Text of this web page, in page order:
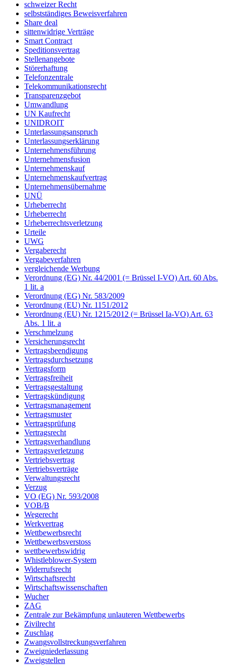
schweizer Recht
selbstständiges Beweisverfahren
Share deal
sittenwidrige Verträge
Smart Contract
Speditionsvertrag
Stellenangebote
Störerhaftung
Telefonzentrale
Telekommunikationsrecht
Transparenzgebot
Umwandlung
UN Kaufrecht
UNIDROIT
Unterlassungsanspruch
Unterlassungserklärung
Unternehmensführung
Unternehmensfusion
Unternehmenskauf
Unternehmenskaufvertrag
Unternehmensübernahme
UNÜ
Urheberrecht
Urheberrecht
Urheberrechtsverletzung
Urteile
UWG
Vergaberecht
Vergabeverfahren
vergleichende Werbung
Verordnung (EG) Nr. 44/2001 (= Brüssel I-VO) Art. 60 Abs.
1 lit. a
Verordnung (EG) Nr. 583/2009
Verordnung (EU) Nr. 1151/2012
Verordnung (EU) Nr. 1215/2012 (= Brüssel Ia-VO) Art. 63
Abs. 1 lit. a
Verschmelzung
Versicherungsrecht
Vertragsbeendigung
Vertragsdurchsetzung
Vertragsform
Vertragsfreiheit
Vertragsgestaltung
Vertragskündigung
Vertragsmanagement
Vertragsmuster
Vertragsprüfung
Vertragsrecht
Vertragsverhandlung
Vertragsverletzung
Vertriebsvertrag
Vertriebsverträge
Verwaltungsrecht
Verzug
VO (EG) Nr. 593/2008
VOB/B
Wegerecht
Werkvertrag
Wettbewerbsrecht
Wettbewerbsverstoss
wettbewerbswidrig
Whistleblower-System
Widerrufsrecht
Wirtschaftsrecht
Wirtschaftswissenschaften
Wucher
ZAG
Zentrale zur Bekämpfung unlauteren Wettbewerbs
Zivilrecht
Zuschlag
Zwangsvollstreckungsverfahren
Zweigniederlassung
Zweigstellen